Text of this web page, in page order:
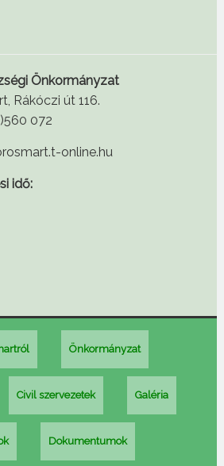
Önkormányzat
Rákóczi út 116.
072
online.hu
idő:
Önkormányzat
Civil szervezetek Galéria
Dokumentumok